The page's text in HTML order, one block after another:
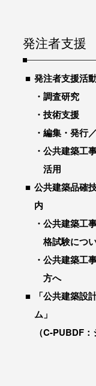
発注者支援
発注者支援活
調査研究
技術支援
編集・発行
公共建築工
活用
公共建築品確
内
公共建築工
格試験につ
公共建築工
方へ
「公共建築設
ム」
（C-PUBDF